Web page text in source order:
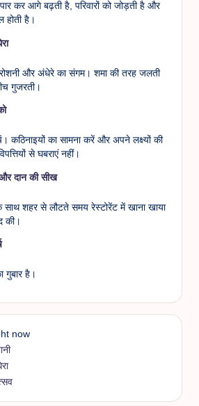
कर आगे बढ़ती है, परिवारों को जोड़ती है और
है।
और अंधेरे का संगम। शमा की तरह जलती
गुजरती।
कठिनाइयों का सामना करें और अपने लक्ष्यों की
से घबराएं नहीं।
और दान की सीख
के साथ शहर से लौटते समय रेस्टोरेंट में खाना खाया
की।
गुबार है।
now